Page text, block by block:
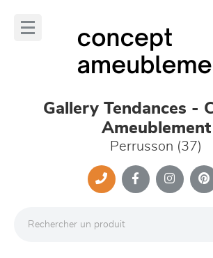
Gallery Tendances -
Ameublement
Perrusson (37)